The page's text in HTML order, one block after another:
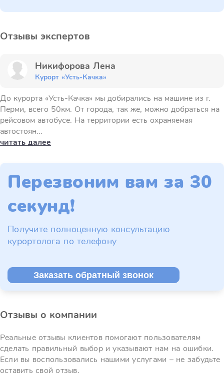
Отзывы экспертов
Никифорова Лена
Курорт «Усть-Качка»
До курорта «Усть-Качка» мы добирались на машине из г.
Перми, всего 50км. От города, так же, можно добраться на
рейсовом автобусе. На территории есть охраняемая
автостоян...
читать далее
Перезвоним вам за 30
секунд!
Получите полноценную консультацию
курортолога по телефону
Заказать обратный звонок
Отзывы о компании
Реальные отзывы клиентов помогают пользователям
сделать правильный выбор и указывают нам на ошибки.
Если вы воспользовались нашими услугами – не забудьте
оставить свой отзыв.